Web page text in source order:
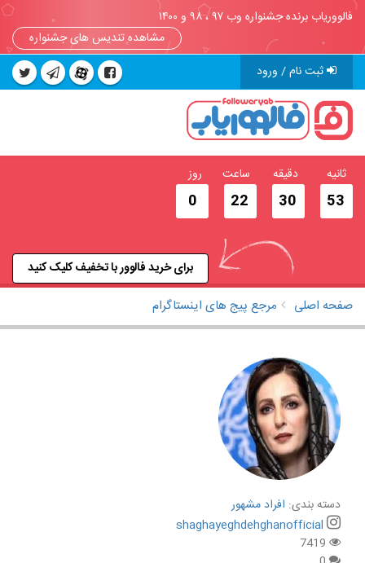
فالووریاب برنده جشنواره وب ۹۷ ، ۹۸ و ۱۴۰۰
مشاهده تندیس های جشنواره
ثبت نام / ورود
53
ثانیه
30
دقیقه
22
ساعت
0
روز
برای خرید فالوور با تخفیف کلیک کنید
صفحه اصلی مرجع پیج های اینستاگرام
دسته بندی: افراد مشهور
shaghayeghdehghanofficial